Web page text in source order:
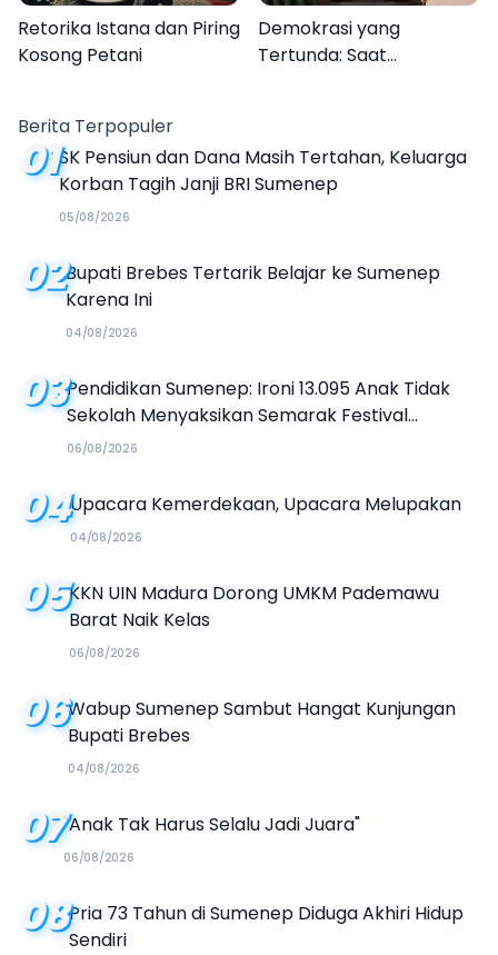
Retorika Istana dan Piring
Kosong Petani
Demokrasi yang
Tertunda: Saat
Berita Terpopuler
01SK Pensiun dan Dana Masih Tertahan, Keluarga
Korban Tagih Janji BRI Sumenep
05/08/2026
02Bupati Brebes Tertarik Belajar ke Sumenep
Karena Ini
04/08/2026
03Pendidikan Sumenep: Ironi 13.095 Anak Tidak
Sekolah Menyaksikan Semarak Festival
Kalender Event 2026
06/08/2026
04Upacara Kemerdekaan, Upacara Melupakan
04/08/2026
05KKN UIN Madura Dorong UMKM Pademawu
Barat Naik Kelas
06/08/2026
06Wabup Sumenep Sambut Hangat Kunjungan
Bupati Brebes
04/08/2026
07"Anak Tak Harus Selalu Jadi Juara"
06/08/2026
08Pria 73 Tahun di Sumenep Diduga Akhiri Hidup
Sendiri